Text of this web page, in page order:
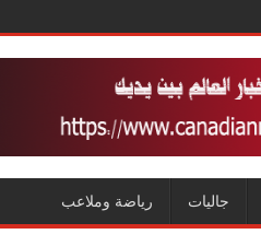
جاليات رياضة وملاعب